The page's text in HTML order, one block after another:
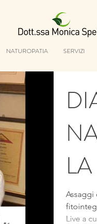
NATUROPATIA SERVIZI
Assaggi
Live a